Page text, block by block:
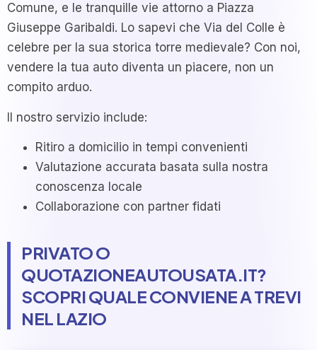
Comune, e le tranquille vie attorno a Piazza
Giuseppe Garibaldi. Lo sapevi che Via del Colle è
celebre per la sua storica torre medievale? Con noi,
vendere la tua auto diventa un piacere, non un
compito arduo.
Il nostro servizio include:
Ritiro a domicilio in tempi convenienti
Valutazione accurata basata sulla nostra
conoscenza locale
Collaborazione con partner fidati
PRIVATO O
QUOTAZIONEAUTOUSATA.IT?
SCOPRI QUALE CONVIENE A TREVI
NEL LAZIO